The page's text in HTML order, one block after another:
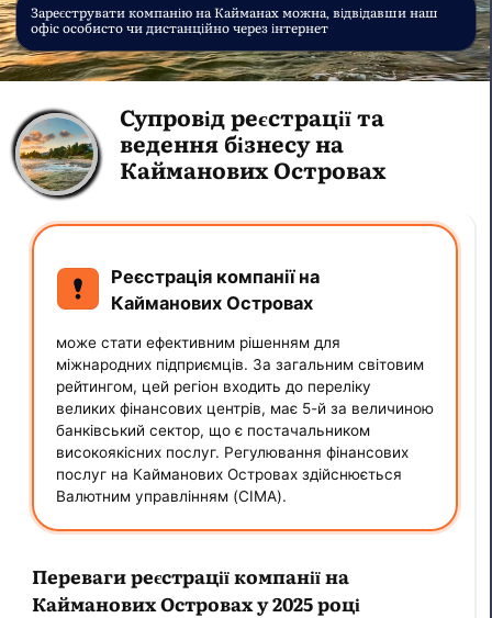
Зареєструвати компанію на Кайманах можна, відвідавши наш
офіс особисто чи дистанційно через інтернет
Супровід реєстрації та
ведення бізнесу на
Кайманових Островах
Реєстрація компанії на
Кайманових Островах
може стати ефективним рішенням для
міжнародних підприємців. За загальним світовим
рейтингом, цей регіон входить до переліку
великих фінансових центрів, має 5-й за величиною
банківський сектор, що є постачальником
високоякісних послуг. Регулювання фінансових
послуг на Кайманових Островах здійснюється
Валютним управлінням (CIMA).
Переваги реєстрації компанії на
Кайманових Островах у 2025 році